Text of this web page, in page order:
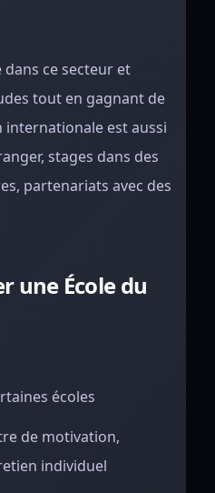
dans ce secteur et
tout en gagnant de
internationale est aussi
stages dans des
partenariats avec des
une École du
écoles
de motivation,
individuel